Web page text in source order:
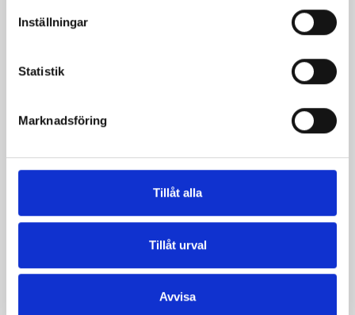
Inställningar
Statistik
Marknadsföring
Tillåt alla
Tillåt urval
Avvisa
Vaniljpannkaksrullar
Västerbottensost-plättar
med sikrom, röd lök
Plättar
Hallonvåfflor med
vaniljvisp